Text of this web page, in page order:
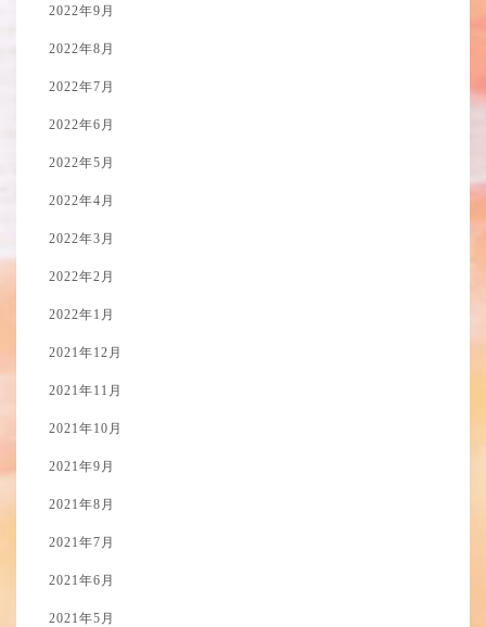
2022年9月
2022年8月
2022年7月
2022年6月
2022年5月
2022年4月
2022年3月
2022年2月
2022年1月
2021年12月
2021年11月
2021年10月
2021年9月
2021年8月
2021年7月
2021年6月
2021年5月